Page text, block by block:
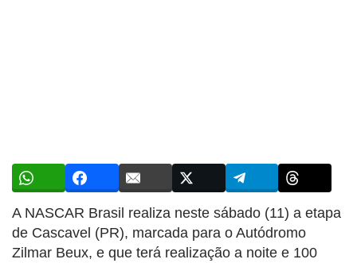
A NASCAR Brasil realiza neste sábado (11) a etapa
de Cascavel (PR), marcada para o Autódromo
Zilmar Beux, e que terá realização a noite e 100